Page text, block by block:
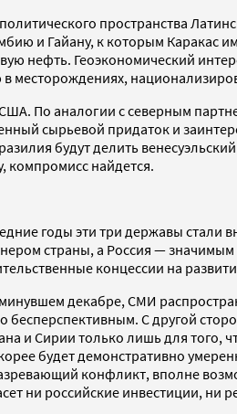
пространства
и Гайану, к которым Каракас
Геоэкономический
месторождениях,
По аналогии с северным
сырьевой придаток и
будут делить
компромисс найдется.
годы эти три державы
страны, а Россия —
концессии на
декабре, СМИ
бесперспективным. С другой
и Сирии только лишь для того,
будет демонстративно
конфликт, вполне
ни российские инвестиции, ни